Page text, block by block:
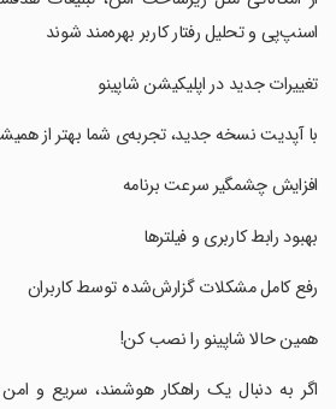
اسنپ‌پی و تحلیل رفتار کاربر بهره‌مند شوند
‏تغییرات جدید در اپلیکیشن شاپینو
‏با آپدیت نسخه جدید، تجربه‌ی شما بهتر از
‏افزایش چشمگیر سرعت برنامه
‏بهبود رابط کاربری و فیلترها
‏رفع کامل مشکلات گزارش‌شده توسط کاربران
‏همین حالا شاپینو را نصب کن!
‏اگر به دنبال یک راهکار هوشمند، سریع و